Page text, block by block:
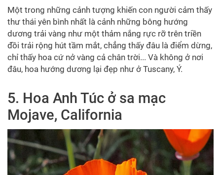
Một trong những cảnh tượng khiến con người cảm thấy
thư thái yên bình nhất là cảnh những bông hướng
dương trải vàng như một thảm nắng rực rỡ trên triền
đồi trải rộng hút tầm mắt, chẳng thấy đâu là điểm dừng,
chỉ thấy hoa cứ nở vàng cả chân trời... Và không ở nơi
đâu, hoa hướng dương lại đẹp như ở Tuscany, Ý.
5. Hoa Anh Túc ở sa mạc
Mojave, California